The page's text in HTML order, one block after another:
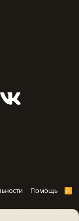
Помощь
R